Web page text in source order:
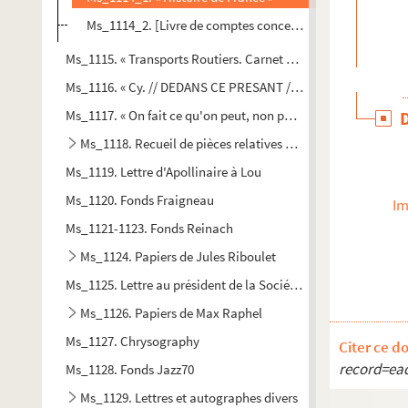
Ms_1114_2. [Livre de comptes concernant la famille
Ms_1115. « Transports Routiers. Carnet d'Enregistrement de
Ms_1116. « Cy. // DEDANS CE PRESANT // Liure ſont
Ms_1117. « On fait ce qu'on peut, non pas ce qu'on veut. »
Ms_1118. Recueil de pièces relatives à la rhétorique
Ms_1119. Lettre d'Apollinaire à Lou
Ms_1120. Fonds Fraigneau
Ms_1121-1123. Fonds Reinach
Ms_1124. Papiers de Jules Riboulet
Ms_1125. Lettre au président de la Société de secours mutuel
Ms_1126. Papiers de Max Raphel
Ms_1127. Chrysography
Ms_1128. Fonds Jazz70
Ms_1129. Lettres et autographes divers
Citer ce